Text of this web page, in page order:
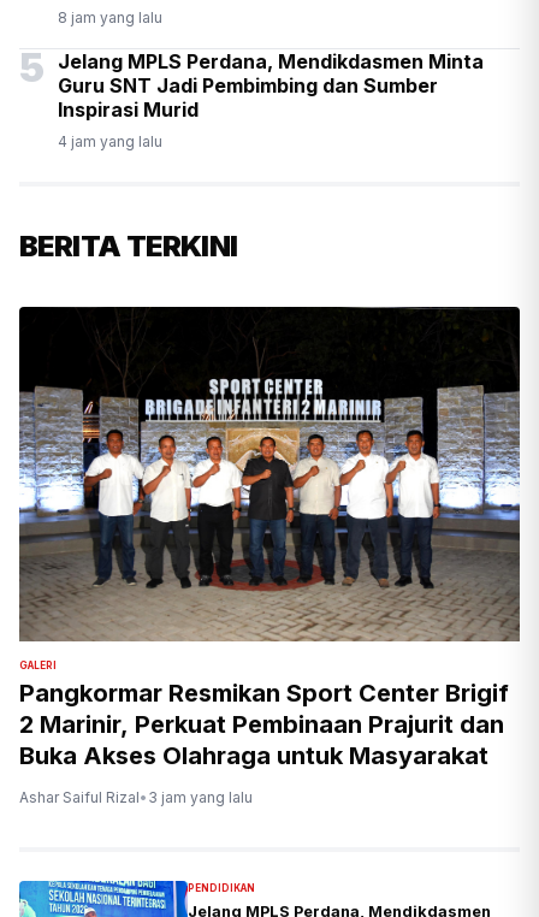
8 jam yang lalu
5
Jelang MPLS Perdana, Mendikdasmen Minta
Guru SNT Jadi Pembimbing dan Sumber
Inspirasi Murid
4 jam yang lalu
BERITA TERKINI
GALERI
Pangkormar Resmikan Sport Center Brigif
2 Marinir, Perkuat Pembinaan Prajurit dan
Buka Akses Olahraga untuk Masyarakat
Ashar Saiful Rizal• 3 jam yang lalu
PENDIDIKAN
Jelang MPLS Perdana, Mendikdasmen